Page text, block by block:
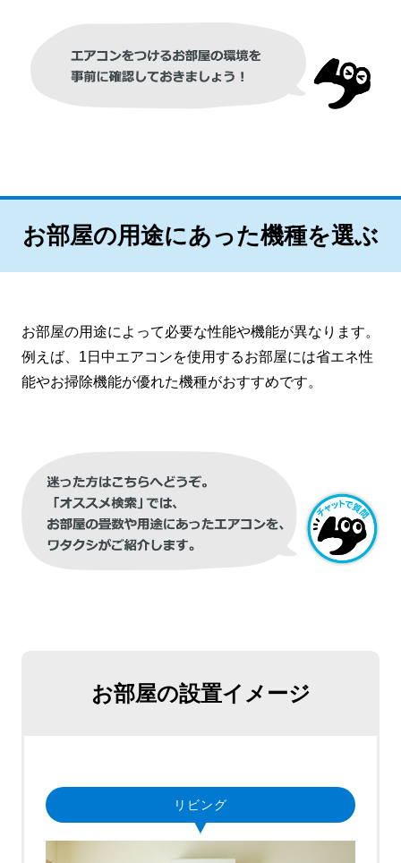
お部屋の用途にあった機種を選ぶ
お部屋の用途によって必要な性能や機能が異なります。
例えば、1日中エアコンを使用するお部屋には省エネ性
能やお掃除機能が優れた機種がおすすめです。
お部屋の設置イメージ
リビング